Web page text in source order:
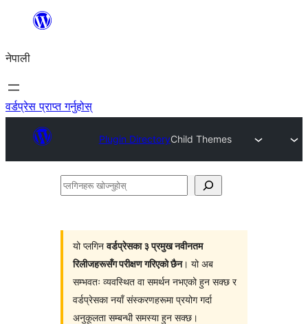
सामग्रीमा
नेपाली
वर्डप्रेस प्राप्त गर्नुहोस्
Plugin DirectoryChild Themes
प्लगिनहरू
यो प्लगिनवर्डप्रेसका ३ प्रमुख नवीनतम
रिलीजहरूसँग परीक्षण गरिएको छैन। यो अब
सम्भवतः व्यवस्थित वा समर्थन नभएको हुन सक्छ र
वर्डप्रेसका नयाँ संस्करणहरूमा प्रयोग गर्दा
अनुकूलता सम्बन्धी समस्या हुन सक्छ।